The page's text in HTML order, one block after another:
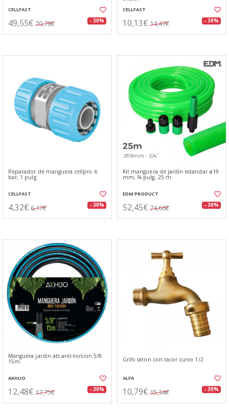
CELLFAST
49,55€ 70,78€ - 30%
CELLFAST
10,13€ 14,47€ - 30%
Reparador de manguera cellpro 6
bar, 1 pulg
CELLFAST
4,32€ 6,17€ - 30%
Kit manguera de jardín estandar ø19
mm, ¾ pulg, 25 m
EDM PRODUCT
52,45€ 74,66€ - 30%
Manguera jardin ats anti-torsion 5/8
15m
AKHUO
12,48€ 17,75€ - 30%
Grifo laton con racor curvo 1/2
ALFA
10,79€ 15,34€ - 30%